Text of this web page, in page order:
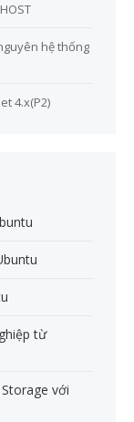
hệ thống
4.x(P2)
từ
với